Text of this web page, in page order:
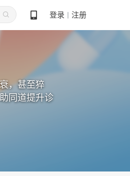
登录 注册
，甚至猝
同道提升诊